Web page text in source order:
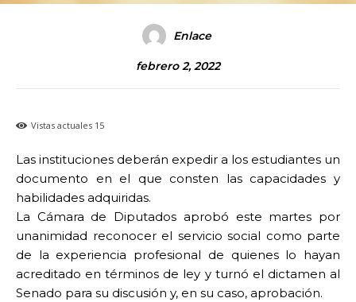
Enlace
febrero 2, 2022
Vistas actuales 15
Las instituciones deberán expedir a los estudiantes un
documento en el que consten las capacidades y
habilidades adquiridas.
La Cámara de Diputados aprobó este martes por
unanimidad reconocer el servicio social como parte
de la experiencia profesional de quienes lo hayan
acreditado en términos de ley y turnó el dictamen al
Senado para su discusión y, en su caso, aprobación.